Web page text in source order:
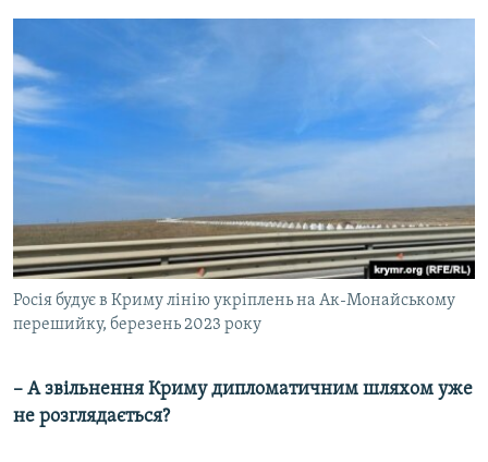
Росія будує в Криму лінію укріплень на Ак-Монайському
перешийку, березень 2023 року
– А звільнення Криму дипломатичним шляхом уже
не розглядається?